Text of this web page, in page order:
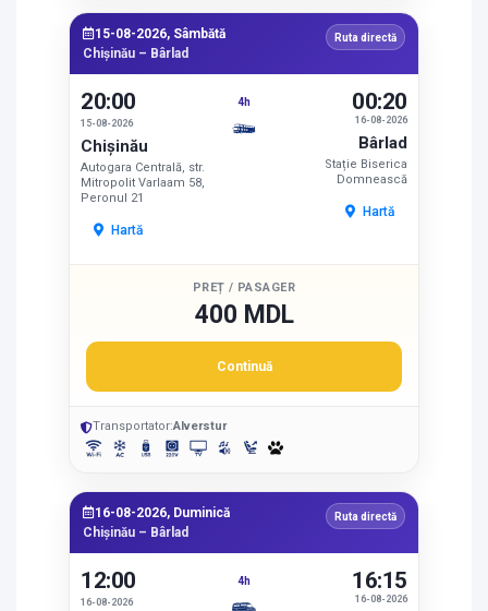
15-08-2026, Sâmbătă
Chișinău – Bârlad
Ruta directă
20:00
15-08-2026
Chișinău
Autogara Centrală, str.
Mitropolit Varlaam 58,
Peronul 21
Hartă
4h
16-08-2026
00:20
Bârlad
Stație Biserica
Domnească
Hartă
PREȚ / PASAGER
400 MDL
Continuă
Transportator:Alverstur
16-08-2026, Duminică
Chișinău – Bârlad
Ruta directă
12:00
16-08-2026
4h
16-08-2026
16:15